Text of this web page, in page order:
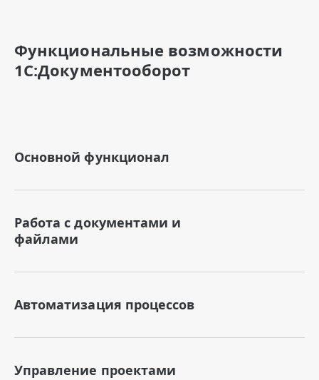
Функциональные возможности
1С:Документооборот
Основной функционал
Работа с документами и
файлами
Автоматизация процессов
Управление проектами